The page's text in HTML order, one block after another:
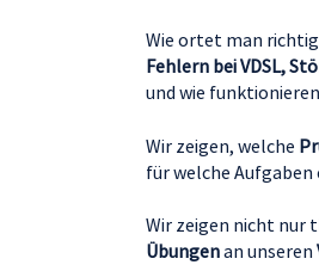
Wie ortet man
Fehlern bei VDSL,
und wie funktionieren
Wir zeigen, welche
für welche Aufgaben
Wir zeigen nicht nur
Übungenan unseren